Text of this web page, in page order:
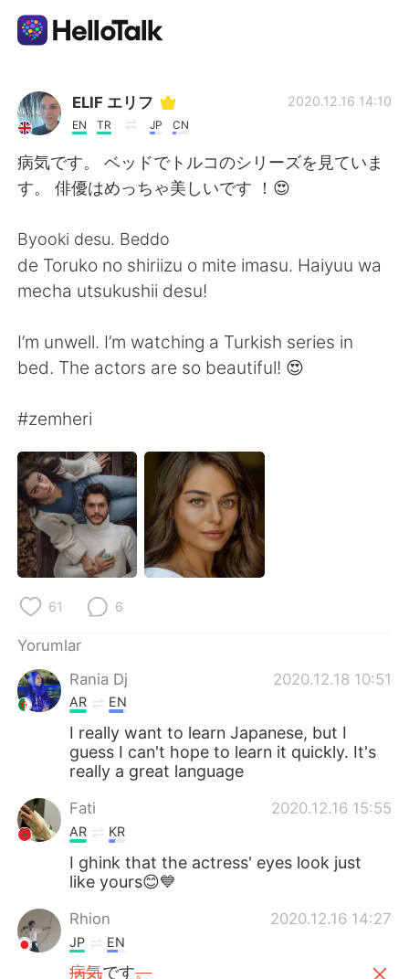
Dil Değişimi Uygulaması
AI Grammar Checker
Türkçe
English 简体中文
العربية Français
Deutsch
한국어 Русский
ไทย Indonesia
Italiano Tiếng Việt
Português
ELIF エリフ
EN TR JP CN
2020.12.16 14:10
病気です。 ベッドでトルコのシリーズを見ていま
す。 俳優はめっちゃ美しいです ！😍
Byooki desu. Beddo
de Toruko no shiriizu o mite imasu. Haiyuu wa
mecha utsukushii desu!
I’m unwell. I’m watching a Turkish series in
bed. The actors are so beautiful! 😍
#zemheri
61 6
Yorumlar
Rania Dj
2020.12.18 10:51
AR EN
I really want to learn Japanese, but I
guess I can't hope to learn it quickly. It's
really a great language
Fati 2020.12.16 15:55
AR KR
I ghink that the actress' eyes look just
like yours😊💙
Rhion 2020.12.16 14:27
JP EN
病気です。